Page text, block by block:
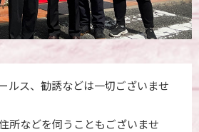
ルス、勧誘などは一切ございませ
所などを伺うこともございませ